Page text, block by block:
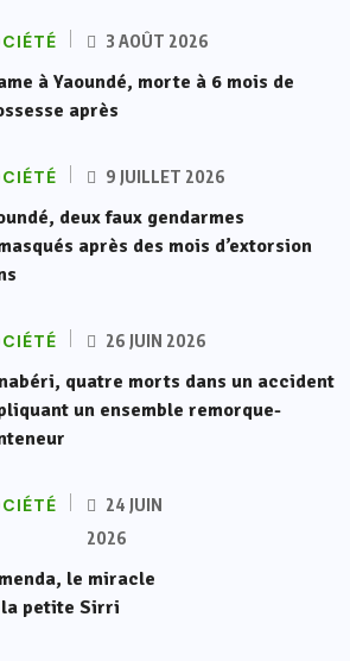
3 AOÛT 2026
à Yaoundé, morte à 6 mois de
après
9 JUILLET 2026
deux faux gendarmes
après des mois d’extorsion
26 JUIN 2026
quatre morts dans un accident
un ensemble remorque-
24 JUIN
2026
le miracle
la petite Sirri